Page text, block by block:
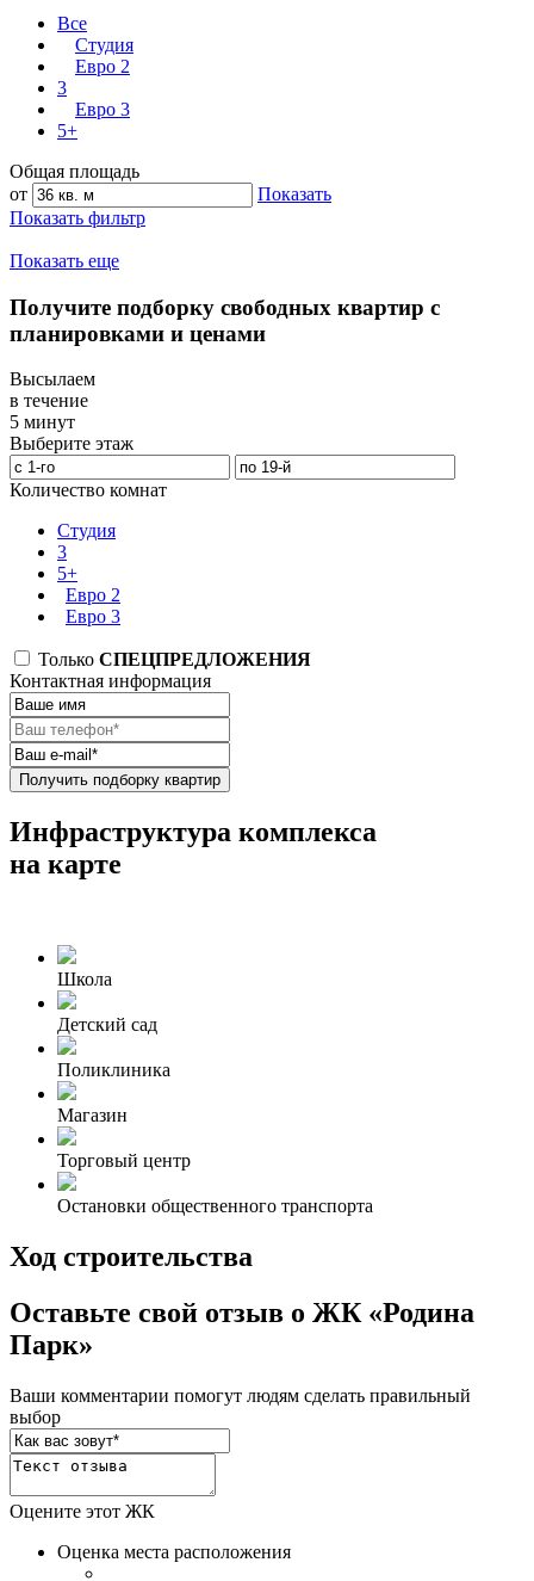
Все
Студия
Евро 2
3
Евро 3
5+
Общая площадь
от
Показать
Показать фильтр
Показать еще
Получите подборку свободных квартир с
планировками и ценами
Высылаем
в течение
5 минут
Выберите этаж
Количество комнат
Студия
3
5+
Евро 2
Евро 3
Только СПЕЦПРЕДЛОЖЕНИЯ
Контактная информация
Получить подборку квартир
Инфраструктура комплекса
на карте
Школа
Детский сад
Поликлиника
Магазин
Торговый центр
Остановки общественного транспорта
Ход строительства
Оставьте свой отзыв о ЖК «Родина
Парк»
Ваши комментарии помогут людям сделать правильный
выбор
Оцените этот ЖК
Оценка места расположения